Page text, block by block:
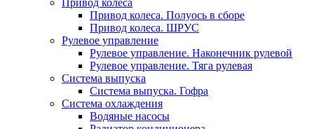
Привод колеса
Привод колеса. Полуось в сборе
Привод колеса. ШРУС
Рулевое управление
Рулевое управление. Наконечник рулевой
Рулевое управление. Тяга рулевая
Система выпуска
Система выпуска. Гофра
Система охлаждения
Водяные насосы